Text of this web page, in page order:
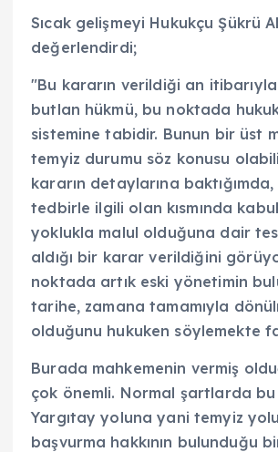
Sıcak gelişmeyi Hukukçu Şükrü
değerlendirdi;
"Bu kararın verildiği an
butlan hükmü, bu noktada
sistemine tabidir. Bunun bir üst
temyiz durumu söz konusu
kararın detaylarına
tedbirle ilgili olan kısmında
yoklukla malul olduğuna dair
aldığı bir karar verildiğini
noktada artık eski yönetimin
tarihe, zamana tamamıyla
olduğunu hukuken söylemekte
Burada mahkemenin vermiş
çok önemli. Normal şartlarda
Yargıtay yoluna yani temyiz
başvurma hakkının bulunduğu